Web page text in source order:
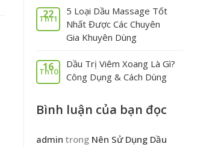
22
Th11
5 Loại Dầu Massage Tốt
Nhất Được Các Chuyên
Gia Khuyên Dùng
16
Th10
Dầu Trị Viêm Xoang Là Gì?
Công Dụng & Cách Dùng
Bình luận của bạn đọc
admin trong Nên Sử Dụng Dầu